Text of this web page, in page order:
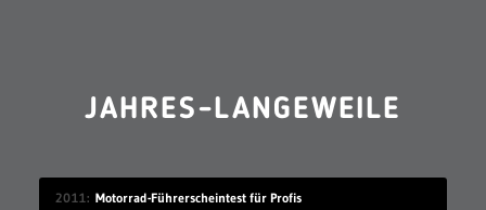
JAHRES-LANGEWEILE
2011 Motorrad-Führerscheintest für Profis